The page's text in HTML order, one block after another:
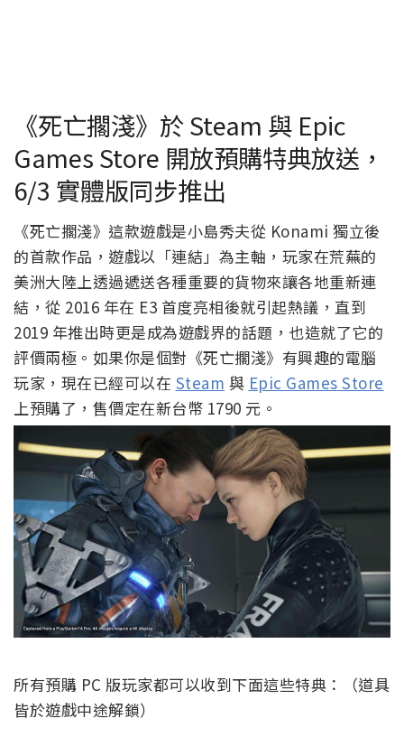
《死亡擱淺》於 Steam 與 Epic
Games Store 開放預購特典放送，
6/3 實體版同步推出
《死亡擱淺》這款遊戲是小島秀夫從 Konami 獨立後
的首款作品，遊戲以「連結」為主軸，玩家在荒蕪的
美洲大陸上透過遞送各種重要的貨物來讓各地重新連
結，從 2016 年在 E3 首度亮相後就引起熱議，直到
2019 年推出時更是成為遊戲界的話題，也造就了它的
評價兩極。如果你是個對《死亡擱淺》有興趣的電腦
玩家，現在已經可以在 Steam 與 Epic Games Store
上預購了，售價定在新台幣 1790 元。
所有預購 PC 版玩家都可以收到下面這些特典：（道具
皆於遊戲中途解鎖）